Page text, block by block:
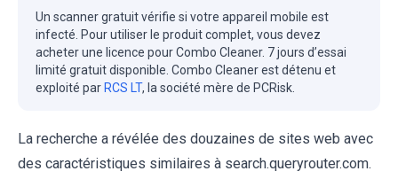
Un scanner gratuit vérifie si votre appareil mobile est
infecté. Pour utiliser le produit complet, vous devez
acheter une licence pour Combo Cleaner. 7 jours d’essai
limité gratuit disponible. Combo Cleaner est détenu et
exploité par RCS LT, la société mère de PCRisk.
La recherche a révélée des douzaines de sites web avec
des caractéristiques similaires à search.queryrouter.com.